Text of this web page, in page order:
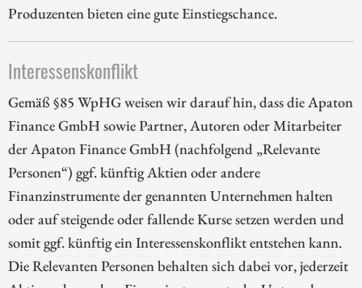
Produzenten bieten eine gute Einstiegschance.
Interessenskonflikt
Gemäß §85 WpHG weisen wir darauf hin, dass die Apaton
Finance GmbH sowie Partner, Autoren oder Mitarbeiter
der Apaton Finance GmbH (nachfolgend „Relevante
Personen“) ggf. künftig Aktien oder andere
Finanzinstrumente der genannten Unternehmen halten
oder auf steigende oder fallende Kurse setzen werden und
somit ggf. künftig ein Interessenskonflikt entstehen kann.
Die Relevanten Personen behalten sich dabei vor, jederzeit